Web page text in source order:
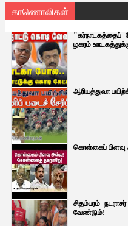
காணொலிகள்
"கர்நாடகத்தைப்
ழகரம்
ஆரியத்துவா
கொள்கைப்
சிதம்பரம்
வேண்டும்!